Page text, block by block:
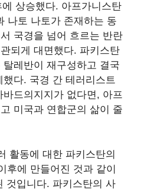
상승했다. 아프가니스탄
나토 나토가 존재하는 동
국경을 넘어 흐르는 반란
되게 대면했다. 파키스탄
레반이 재구성하고 결국
다. 국경 간 테러리스트
드의지지가 없다면, 아프
미국과 연합군의 삶이 줄
활동에 대한 파키스탄의
후에 만들어진 것과 같이
것입니다. 파키스탄의 사